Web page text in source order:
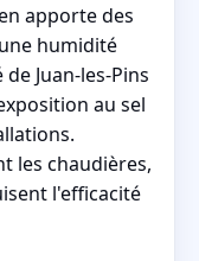
apporte des
humidité
Juan-les-Pins
au sel
les chaudières,
l'efficacité